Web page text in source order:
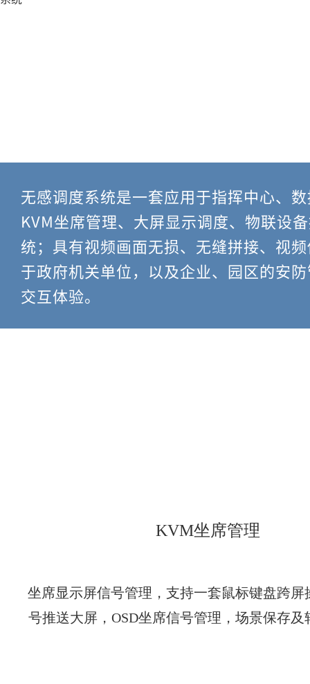
无感调度系统是一套应用于指挥中心、
KVM坐席管理、大屏显示调度、物联设
统；具有视频画面无损、无缝拼接、视
于政府机关单位，以及企业、园区的安
交互体验。
KVM坐席管理
坐席显示屏信号管理，支持一套鼠标键盘跨屏
号推送大屏，OSD坐席信号管理，场景保存及